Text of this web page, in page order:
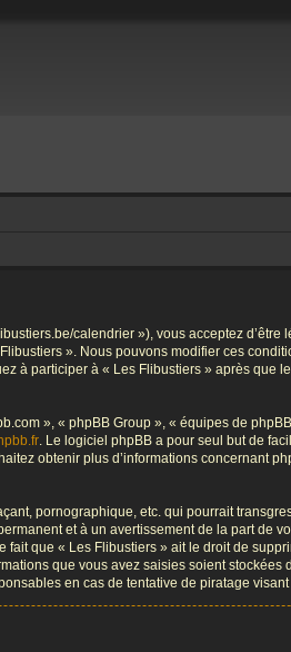
calendrier »), vous acceptez
». Nous pouvons modifier ces
participer à « Les Flibustiers » après que
», « phpBB Group », « équipes de
. Le logiciel phpBB a pour seul but de
obtenir plus d’informations concernant
pornographique, etc. qui pourrait
et à un avertissement de la part de
que « Les Flibustiers » ait le droit de
que vous avez saisies soient
en cas de tentative de piratage